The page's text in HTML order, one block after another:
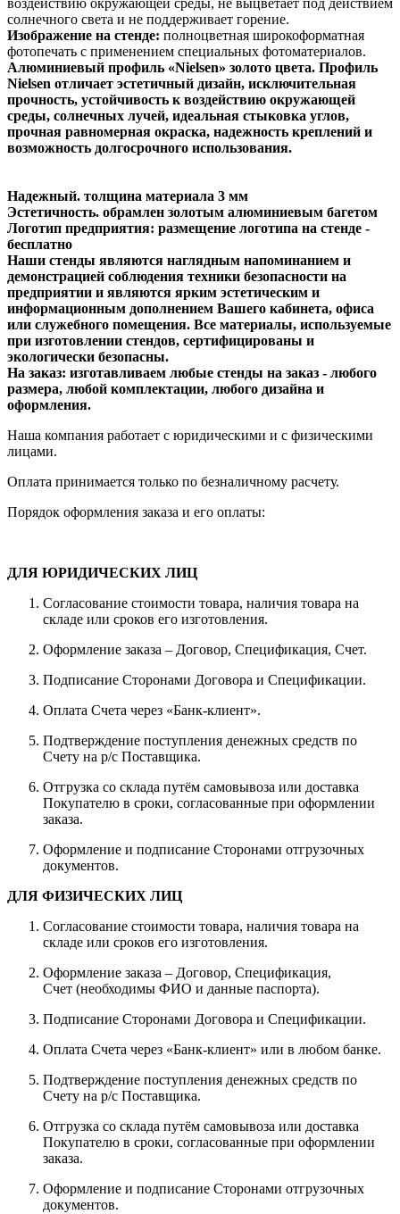
воздействию окружающей среды, не выцветает под действием
солнечного света и не поддерживает горение.
Изображение на стенде: полноцветная широкоформатная
фотопечать с применением специальных фотоматериалов.
Алюминиевый профиль «Nielsen» золото цвета. Профиль
Nielsen отличает эстетичный дизайн, исключительная
прочность, устойчивость к воздействию окружающей
среды, солнечных лучей, идеальная стыковка углов,
прочная равномерная окраска, надежность креплений и
возможность долгосрочного использования.
Надежный. толщина материала 3 мм
Эстетичность. обрамлен золотым алюминиевым багетом
Логотип предприятия: размещение логотипа на стенде -
бесплатно
Наши стенды являются наглядным напоминанием и
демонстрацией соблюдения техники безопасности на
предприятии и являются ярким эстетическим и
информационным дополнением Вашего кабинета, офиса
или служебного помещения. Все материалы, используемые
при изготовлении стендов, сертифицированы и
экологически безопасны.
На заказ: изготавливаем любые стенды на заказ - любого
размера, любой комплектации, любого дизайна и
оформления.
Наша компания работает с юридическими и с физическими
лицами.
Оплата принимается только по безналичному расчету.
Порядок оформления заказа и его оплаты:
ДЛЯ ЮРИДИЧЕСКИХ ЛИЦ
Согласование стоимости товара, наличия товара на
складе или сроков его изготовления.
Оформление заказа – Договор, Спецификация, Счет.
Подписание Сторонами Договора и Спецификации.
Оплата Счета через «Банк-клиент».
Подтверждение поступления денежных средств по
Счету на р/с Поставщика.
Отгрузка со склада путём самовывоза или доставка
Покупателю в сроки, согласованные при оформлении
заказа.
Оформление и подписание Сторонами отгрузочных
документов.
ДЛЯ ФИЗИЧЕСКИХ ЛИЦ
Согласование стоимости товара, наличия товара на
складе или сроков его изготовления.
Оформление заказа – Договор, Спецификация,
Счет (необходимы ФИО и данные паспорта).
Подписание Сторонами Договора и Спецификации.
Оплата Счета через «Банк-клиент» или в любом банке.
Подтверждение поступления денежных средств по
Счету на р/с Поставщика.
Отгрузка со склада путём самовывоза или доставка
Покупателю в сроки, согласованные при оформлении
заказа.
Оформление и подписание Сторонами отгрузочных
документов.